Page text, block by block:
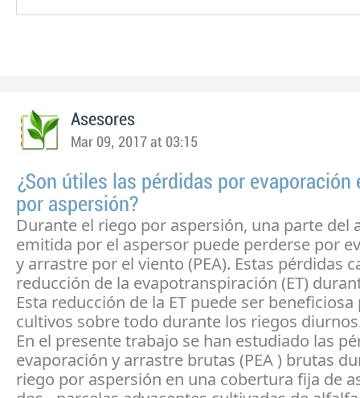
Asesores
Mar 09, 2017 at 03:15
¿Son útiles las pérdidas por evaporación
por aspersión?
Durante el riego por aspersión, una parte del
emitida por el aspersor puede perderse por
y arrastre por el viento (PEA). Estas pérdidas
reducción de la evapotranspiración (ET)
Esta reducción de la ET puede ser beneficiosa
cultivos sobre todo durante los riegos
En el presente trabajo se han estudiado las
evaporación y arrastre brutas (PEA ) brutas
riego por aspersión en una cobertura fija de